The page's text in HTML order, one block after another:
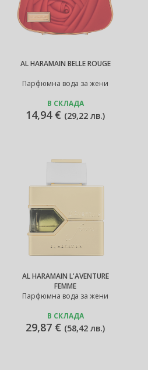
AL HARAMAIN BELLE ROUGE
Парфюмна вода за жени
В СКЛАДА
14,94 € (29,22 лв.)
AL HARAMAIN L'AVENTURE
FEMME
Парфюмна вода за жени
В СКЛАДА
29,87 € (58,42 лв.)